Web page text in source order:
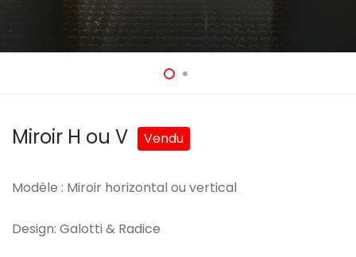
Miroir H ou V
Modèle : Miroir horizontal ou vertical
Design: Galotti & Radice